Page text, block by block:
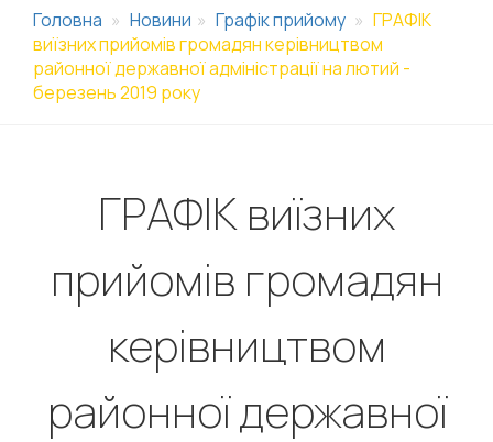
X
Головна Новини Графік прийому
ГРАФІК
виїзних прийомів громадян керівництвом
районної державної адміністрації на лютий -
березень 2019 року
ГРАФІК виїзних
прийомів громадян
керівництвом
районної державної